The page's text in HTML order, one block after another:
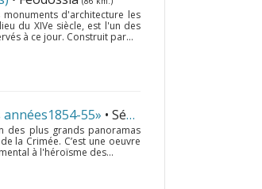
monuments d'architecture les
du XIVe siècle, est l'un des
à ce jour. Construit par...
55» • Sébastopol
des plus grands panoramas
la Crimée. C’est une oeuvre
à l'héroïsme des...